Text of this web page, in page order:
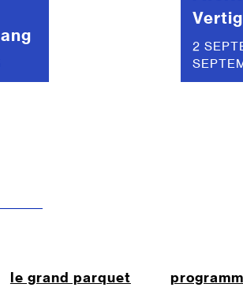
2
le grand parquet